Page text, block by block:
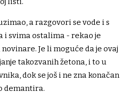
a razgovori se vode i s
svima ostalima - rekao je
Je li moguće da je ovaj
takozvanih žetona, i to u
dok se još i ne zna konačan
demantira.